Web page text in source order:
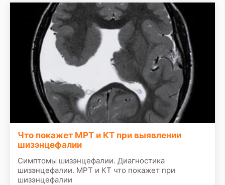
Что покажет МРТ и КТ при выявлении
шизэнцефалии
Симптомы шизэнцефалии. Диагностика
шизэнцефалии. МРТ и КТ что покажет при
шизэнцефалии